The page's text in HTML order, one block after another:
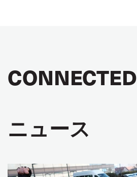
CONNECTED
ニュース